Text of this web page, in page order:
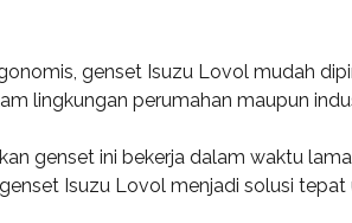
genset Isuzu Lovol mudah
lingkungan perumahan maupun
genset ini bekerja dalam waktu
Isuzu Lovol menjadi solusi